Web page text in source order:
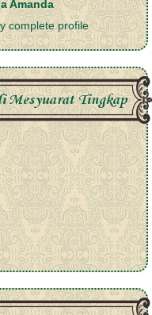
Amanda
complete profile
Mesyuarat Tingkap